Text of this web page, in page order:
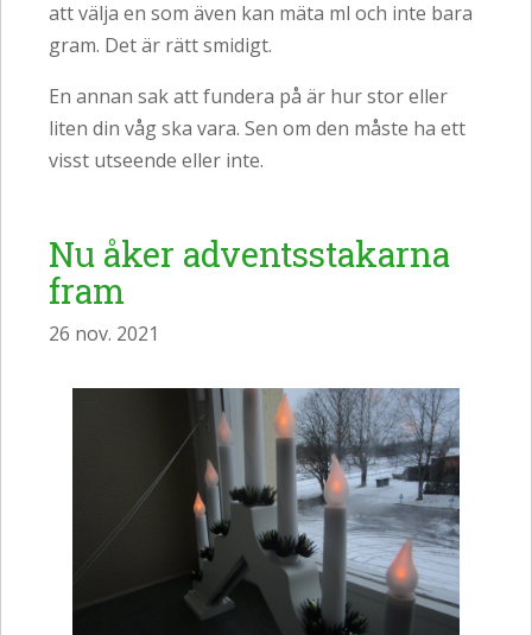
att välja en som även kan mäta ml och inte bara
gram. Det är rätt smidigt.
En annan sak att fundera på är hur stor eller
liten din våg ska vara. Sen om den måste ha ett
visst utseende eller inte.
Nu åker adventsstakarna
fram
26 nov. 2021